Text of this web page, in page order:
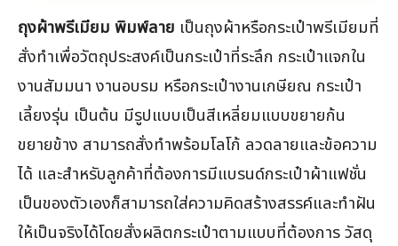
ถุงผ้าพรีเมียม พิมพ์ลาย เป็นถุงผ้าหรือกระเป๋าพรีเมียมที่
สั่งทำเพื่อวัตถุประสงค์เป็นกระเป๋าที่ระลึก กระเป๋าแจกใน
งานสัมมนา งานอบรม หรือกระเป๋างานเกษียณ กระเป๋า
เลี้ยงรุ่น เป็นต้น มีรูปแบบเป็นสีเหลี่ยมแบบขยายก้น
ขยายข้าง สามารถสั่งทำพร้อมโลโก้ ลวดลายและข้อความ
ได้ และสำหรับลูกค้าที่ต้องการมีแบรนด์กระเป๋าผ้าแฟชั่น
เป็นของตัวเองก็สามารถใส่ความคิดสร้างสรรค์และทำฝัน
ให้เป็นจริงได้โดยสั่งผลิตกระเป๋าตามแบบที่ต้องการ วัสดุ